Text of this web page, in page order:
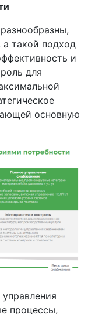
а такой подход
и
для
основную
процессы,